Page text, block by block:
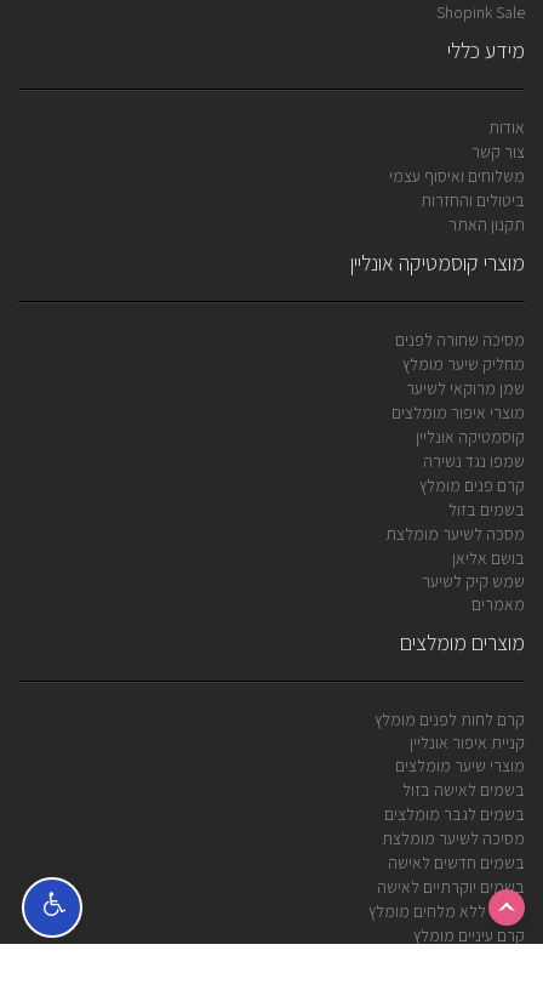
Shopink Sale
מידע כללי
אודות
צור קשר
משלוחים ואיסוף עצמי
ביטולים והחזרות
תקנון האתר
מוצרי קוסמטיקה אונליין
מסיכה שחורה לפנים
מחליק שיער מומלץ
שמן מרוקאי לשיער
מוצרי איפור מומלצים
קוסמטיקה אונליין
שמפו נגד נשירה
קרם פנים מומלץ
בשמים בזול
מסכה לשיער מומלצת
בושם אליאן
שמש קיק לשיער
מאמרים
מוצרים מומלצים
קרם לחות לפנים מומלץ
קניית איפור אונליין
מוצרי שיער מומלצים
בשמים לאישה בזול
בשמים לגבר מומלצים
מסיכה לשיער מומלצת
בשמים חדשים לאישה
בשמים יוקרתיים לאישה
שמפו ללא מלחים מומלץ
קרם עיניים מומלץ